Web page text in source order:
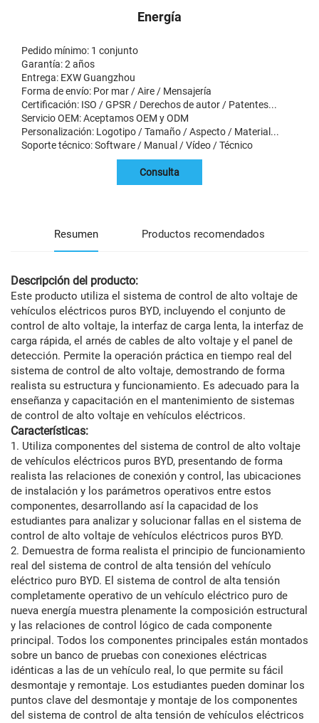
Energía
Pedido mínimo: 1 conjunto
Garantía: 2 años
Entrega: EXW Guangzhou
Forma de envío: Por mar / Aire / Mensajería
Certificación: ISO / GPSR / Derechos de autor / Patentes...
Servicio OEM: Aceptamos OEM y ODM
Personalización: Logotipo / Tamaño / Aspecto / Material...
Soporte técnico: Software / Manual / Vídeo / Técnico
Consulta
Resumen Productos recomendados
Descripción del producto:
Este producto utiliza el sistema de control de alto voltaje de
vehículos eléctricos puros BYD, incluyendo el conjunto de
control de alto voltaje, la interfaz de carga lenta, la interfaz de
carga rápida, el arnés de cables de alto voltaje y el panel de
detección. Permite la operación práctica en tiempo real del
sistema de control de alto voltaje, demostrando de forma
realista su estructura y funcionamiento. Es adecuado para la
enseñanza y capacitación en el mantenimiento de sistemas
de control de alto voltaje en vehículos eléctricos.
Características:
1. Utiliza componentes del sistema de control de alto voltaje
de vehículos eléctricos puros BYD, presentando de forma
realista las relaciones de conexión y control, las ubicaciones
de instalación y los parámetros operativos entre estos
componentes, desarrollando así la capacidad de los
estudiantes para analizar y solucionar fallas en el sistema de
control de alto voltaje de vehículos eléctricos puros BYD.
2. Demuestra de forma realista el principio de funcionamiento
real del sistema de control de alta tensión del vehículo
eléctrico puro BYD. El sistema de control de alta tensión
completamente operativo de un vehículo eléctrico puro de
nueva energía muestra plenamente la composición estructural
y las relaciones de control lógico de cada componente
principal. Todos los componentes principales están montados
sobre un banco de pruebas con conexiones eléctricas
idénticas a las de un vehículo real, lo que permite su fácil
desmontaje y remontaje. Los estudiantes pueden dominar los
puntos clave del desmontaje y montaje de los componentes
del sistema de control de alta tensión de vehículos eléctricos